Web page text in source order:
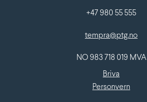
+47 980 55 555
tempra@ptg.no
NO 983 718 019 MVA
Briva
Personvern